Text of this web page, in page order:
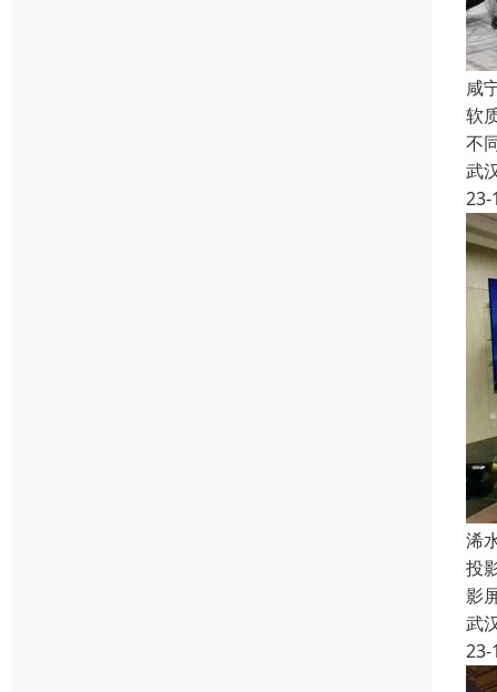
咸
软
不
武
23-
浠
投
影
武
23-